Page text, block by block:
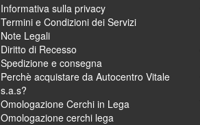
Informativa sulla privacy
Termini e Condizioni dei Servizi
Note Legali
Diritto di Recesso
Spedizione e consegna
Perchè acquistare da Autocentro Vitale
s.a.s?
Omologazione Cerchi in Lega
Omologazione cerchi lega